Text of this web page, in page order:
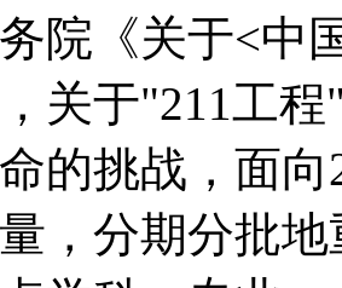
院《关于<中
关于"211工
的挑战，面
，分期分批